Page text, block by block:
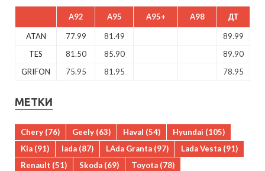
A92 A95 A95+ A98 ДТ
ATAN 77.99 81.49
89.99
TES
81.50 85.90
89.90
GRIFON
75.95 81.95 78.95
МЕТКИ
Chery (76) Geely (63) Haval (54) Hyundai (105)
Kia (91) lada (87) LAda Granta (97) Lada Vesta (91)
Renault (51) Skoda (69) Toyota (78)